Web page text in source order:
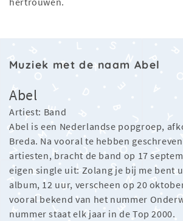
Muziek met de naam Abel
Abel
Artiest: Band
Abel is een Nederlandse popgroep,
Breda. Na vooral te hebben
artiesten, bracht de band op 17
eigen single uit: Zolang je bij me bent
album, 12 uur, verscheen op 20
vooral bekend van het nummer
nummer staat elk jaar in de Top 2000.